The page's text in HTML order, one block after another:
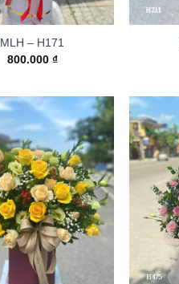
MLH – H171
800.000 ₫